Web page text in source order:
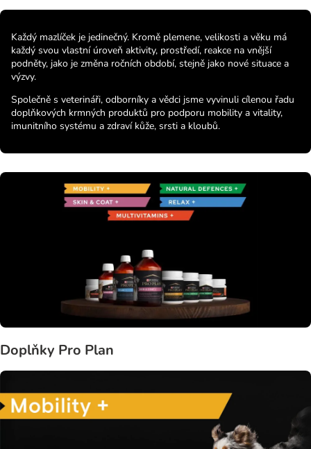
Každý mazlíček je jedinečný. Kromě plemene, velikosti a věku má
každý svou vlastní úroveň aktivity, prostředí, reakce na vnější
podněty, jako je změna ročních období, stejně jako nové situace a
výzvy.
Společně s veterináři, odborníky a vědci jsme vyvinuli cílenou řadu
doplňkových krmných produktů pro podporu mobility a vitality,
imunitního systému a zdraví kůže, srsti a kloubů.
Doplňky Pro Plan